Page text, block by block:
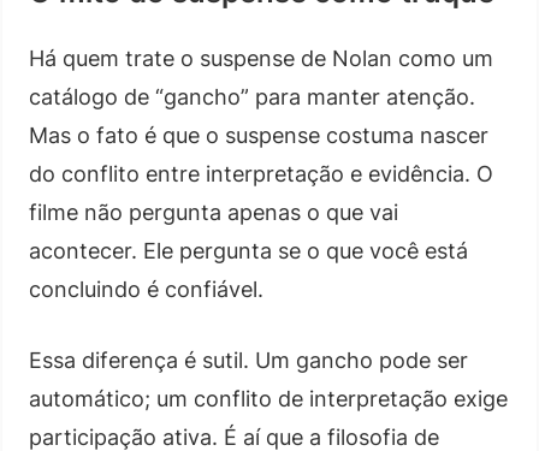
Há quem trate o suspense de Nolan como um
catálogo de “gancho” para manter atenção.
Mas o fato é que o suspense costuma nascer
do conflito entre interpretação e evidência. O
filme não pergunta apenas o que vai
acontecer. Ele pergunta se o que você está
concluindo é confiável.
Essa diferença é sutil. Um gancho pode ser
automático; um conflito de interpretação exige
participação ativa. É aí que a filosofia de